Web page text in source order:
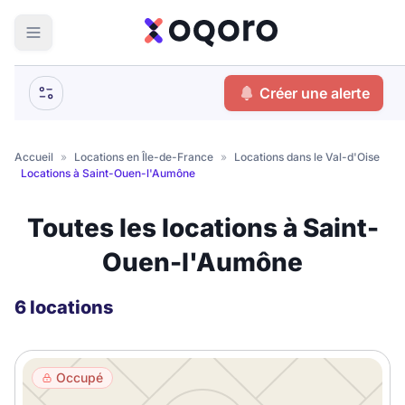
Votre
Que recherchez-vous ?
Logement entier
Colocation Coliving
Résidence étudiante
Meublé ?
recherche
Créer une alerte
Accueil » Locations en Île-de-France »
Locations dans le Val-d'Oise
Locations à Saint-Ouen-l'Aumône
Toutes les locations à Saint-
Ouen-l'Aumône
6 locations
Occupé